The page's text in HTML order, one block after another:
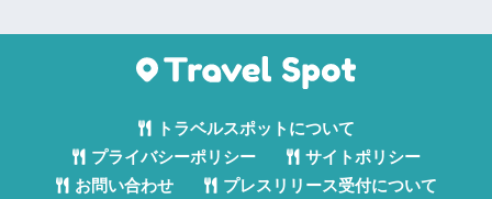
トラベルスポットについて
プライバシーポリシー
サイトポリシー
お問い合わせ
プレスリリース受付について